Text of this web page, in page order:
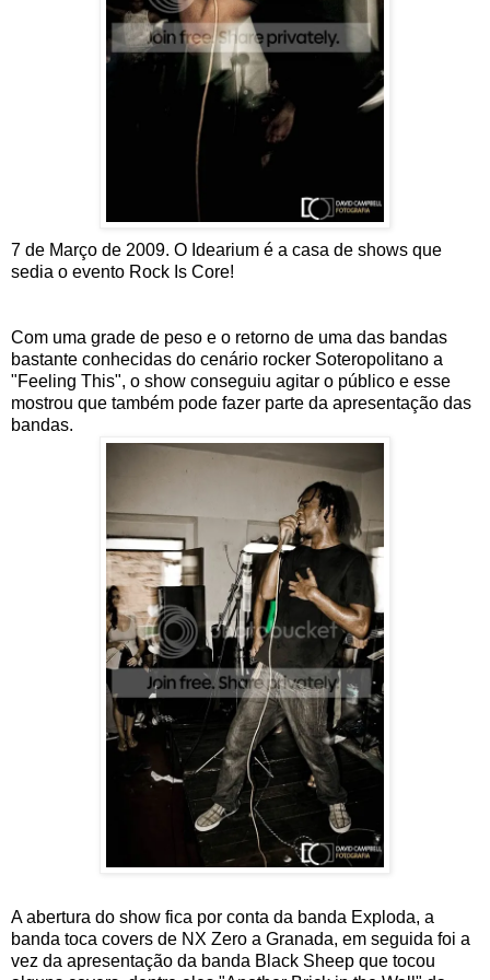
7 de Março de 2009. O Idearium é a casa de shows que
sedia o evento Rock Is Core!
Com uma grade de peso e o retorno de uma das bandas
bastante conhecidas do cenário rocker Soteropolitano a
"Feeling This", o show conseguiu agitar o público e esse
mostrou que também pode fazer parte da apresentação das
bandas.
A abertura do show fica por conta da banda Exploda, a
banda toca covers de NX Zero a Granada, em seguida foi a
vez da apresentação da banda Black Sheep que tocou